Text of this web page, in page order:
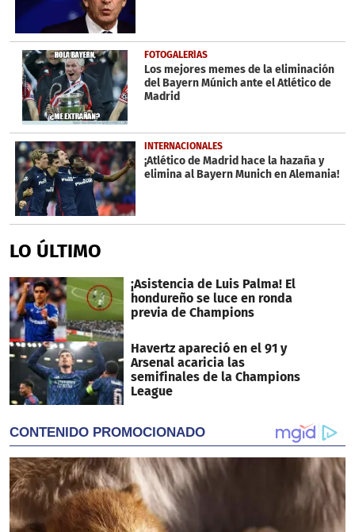
FOTOGALERÍAS
Los mejores memes de la eliminación
del Bayern Múnich ante el Atlético de
Madrid
INTERNACIONALES
¡Atlético de Madrid hace la hazaña y
elimina al Bayern Munich en Alemania!
LO ÚLTIMO
¡Asistencia de Luis Palma! El
hondureño se luce en ronda
previa de Champions
Havertz apareció en el 91 y
Arsenal acaricia las
semifinales de la Champions
League